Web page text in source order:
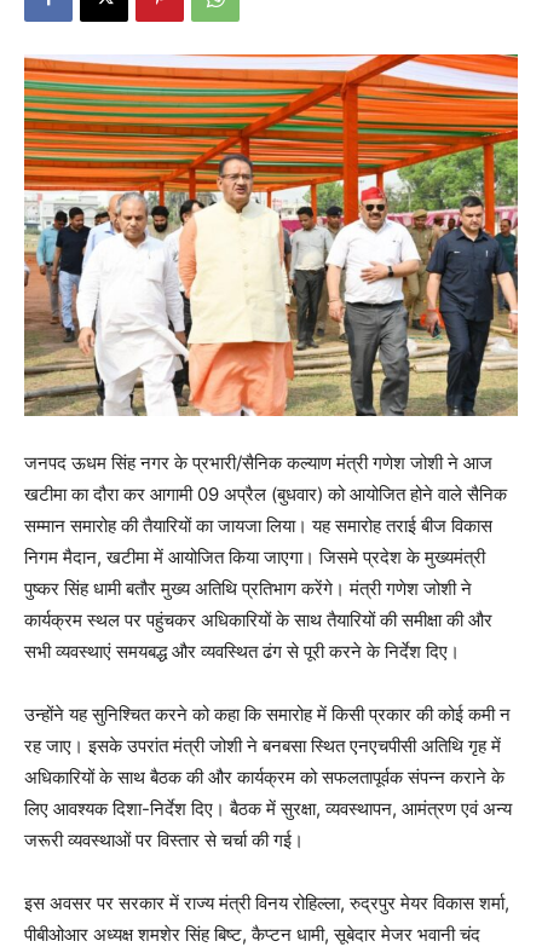
जनपद ऊधम सिंह नगर के प्रभारी/सैनिक कल्याण मंत्री गणेश जोशी ने आज
खटीमा का दौरा कर आगामी 09 अप्रैल (बुधवार) को आयोजित होने वाले सैनिक
सम्मान समारोह की तैयारियों का जायजा लिया। यह समारोह तराई बीज विकास
निगम मैदान, खटीमा में आयोजित किया जाएगा। जिसमे प्रदेश के मुख्यमंत्री
पुष्कर सिंह धामी बतौर मुख्य अतिथि प्रतिभाग करेंगे। मंत्री गणेश जोशी ने
कार्यक्रम स्थल पर पहुंचकर अधिकारियों के साथ तैयारियों की समीक्षा की और
सभी व्यवस्थाएं समयबद्ध और व्यवस्थित ढंग से पूरी करने के निर्देश दिए।
उन्होंने यह सुनिश्चित करने को कहा कि समारोह में किसी प्रकार की कोई कमी न
रह जाए। इसके उपरांत मंत्री जोशी ने बनबसा स्थित एनएचपीसी अतिथि गृह में
अधिकारियों के साथ बैठक की और कार्यक्रम को सफलतापूर्वक संपन्न कराने के
लिए आवश्यक दिशा-निर्देश दिए। बैठक में सुरक्षा, व्यवस्थापन, आमंत्रण एवं अन्य
जरूरी व्यवस्थाओं पर विस्तार से चर्चा की गई।
इस अवसर पर सरकार में राज्य मंत्री विनय रोहिल्ला, रुद्रपुर मेयर विकास शर्मा,
पीबीओआर अध्यक्ष शमशेर सिंह बिष्ट, कैप्टन धामी, सूबेदार मेजर भवानी चंद